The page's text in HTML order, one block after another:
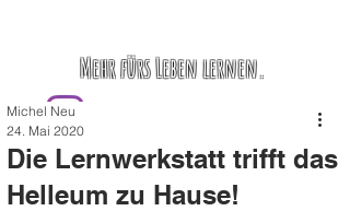
Mehr fürs Leben lernen.
Die Lernwerkstatt trifft das
Helleum zu Hause!
Michel Neu
24. Mai 2020